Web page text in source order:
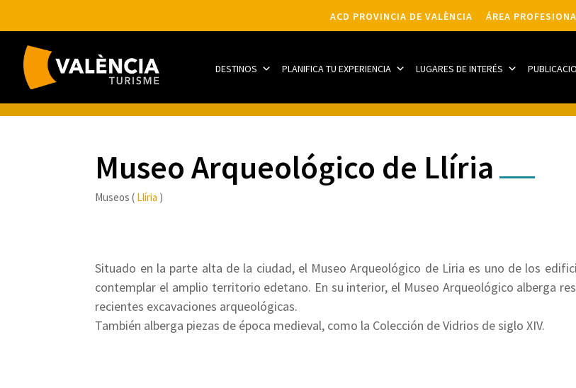
ACD PROVINCIA DE VALÈNCIA ÁREA
DESTINOS PLANIFICA TU EXPERIENCIA LUGARES DE INTERÉS
Museo Arqueológico de Llíria
Museos ( Llíria )
Situado en la parte alta de la ciudad, el Museo Arqueológico de Liria es uno de los
contemplar el amplio territorio edetano. En su interior, el Museo Arqueológico alberga
recientes excavaciones arqueológicas.
También alberga piezas de época medieval, como la Colección de Vidrios de siglo XIV.